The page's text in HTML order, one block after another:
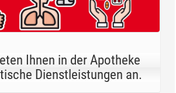
Ihnen in der Apotheke
Dienstleistungen an.